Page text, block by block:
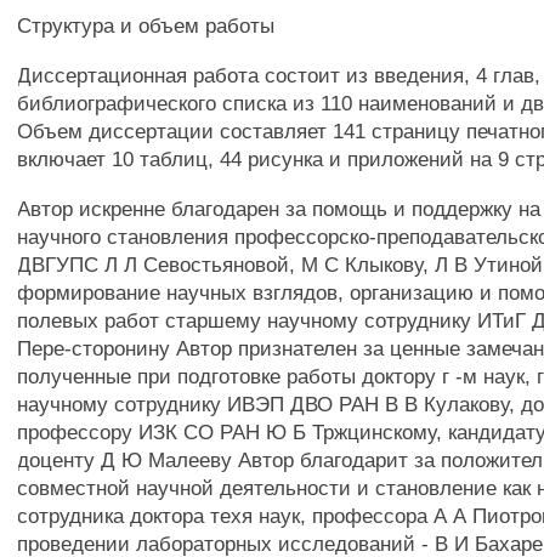
Структура и объем работы
Диссертационная работа состоит из введения, 4
библиографического списка из 110 наименований и
Объем диссертации составляет 141 страницу
включает 10 таблиц, 44 рисунка и приложений на 9
Автор искренне благодарен за помощь и поддержку
научного становления профессорско-
ДВГУПС Л Л Севостьяновой, М С Клыкову, Л В
формирование научных взглядов, организацию и
полевых работ старшему научному сотруднику
Пере-сторонину Автор признателен за ценные
полученные при подготовке работы доктору г -м наук,
научному сотруднику ИВЭП ДВО РАН В В Кулакову,
профессору ИЗК СО РАН Ю Б Тржцинскому,
доценту Д Ю Малееву Автор благодарит за
совместной научной деятельности и становление как
сотрудника доктора техя наук, профессора А А
проведении лабораторных исследований - В И